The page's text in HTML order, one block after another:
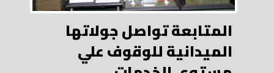
المتابعة تواصل جولاتها
الميدانية للوقوف علي